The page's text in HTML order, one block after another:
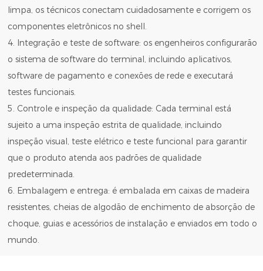
limpa, os técnicos conectam cuidadosamente e corrigem os
componentes eletrônicos no shell.
4. Integração e teste de software: os engenheiros configurarão
o sistema de software do terminal, incluindo aplicativos,
software de pagamento e conexões de rede e executará
testes funcionais.
5. Controle e inspeção da qualidade: Cada terminal está
sujeito a uma inspeção estrita de qualidade, incluindo
inspeção visual, teste elétrico e teste funcional para garantir
que o produto atenda aos padrões de qualidade
predeterminada.
6. Embalagem e entrega: é embalada em caixas de madeira
resistentes, cheias de algodão de enchimento de absorção de
choque, guias e acessórios de instalação e enviados em todo o
mundo.